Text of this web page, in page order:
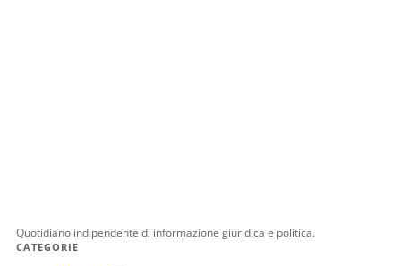
Quotidiano indipendente di informazione giuridica e politica.
CATEGORIE